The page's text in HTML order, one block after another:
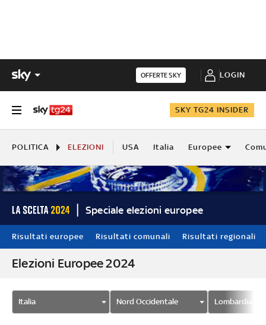
OFFERTE SKY LOGIN
SKY TG24 INSIDER
POLITICA ELEZIONI USA Italia Europee
Speciale elezioni europee
Risultati europee Risultati comunali Risultati regionali
Elezioni Europee 2024
Italia Nord Occidentale Lombardia